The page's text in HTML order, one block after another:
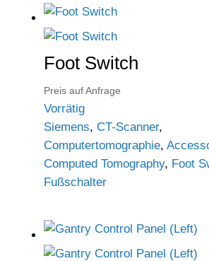
Foot Switch
Preis auf Anfrage
Vorrätig
Siemens, CT-Scanner,
Computertomographie,
Computed Tomography, Foot
Fußschalter